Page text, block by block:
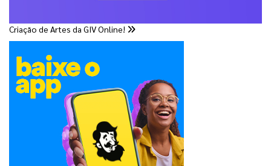
Criação de Artes da GIV Online!